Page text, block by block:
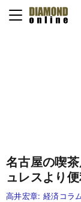
名古屋の喫
ュレスより
高井宏章: 経済コラ